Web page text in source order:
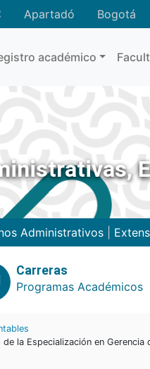
Apartadó Bogotá
académico
Administrativos|
Carreras
Programas Académicos
de la Especialización en